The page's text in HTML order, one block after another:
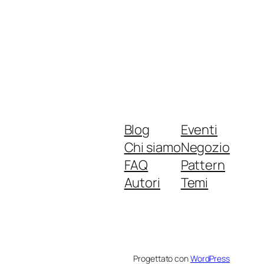
Blog
Chi siamo
FAQ
Autori
Eventi
Negozio
Pattern
Temi
Progettato conWordPress